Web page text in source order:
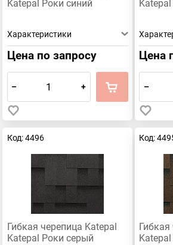
Katepal Роки синий
Характеристики
Цена по запросу
– +
Цена
–
Код: 4496
Гибкая черепица Katepal
Katepal Роки серый
Код:
Гибкая